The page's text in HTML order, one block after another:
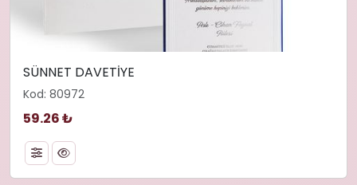
SÜNNET DAVETİYE
Kod: 80972
59.26 ₺